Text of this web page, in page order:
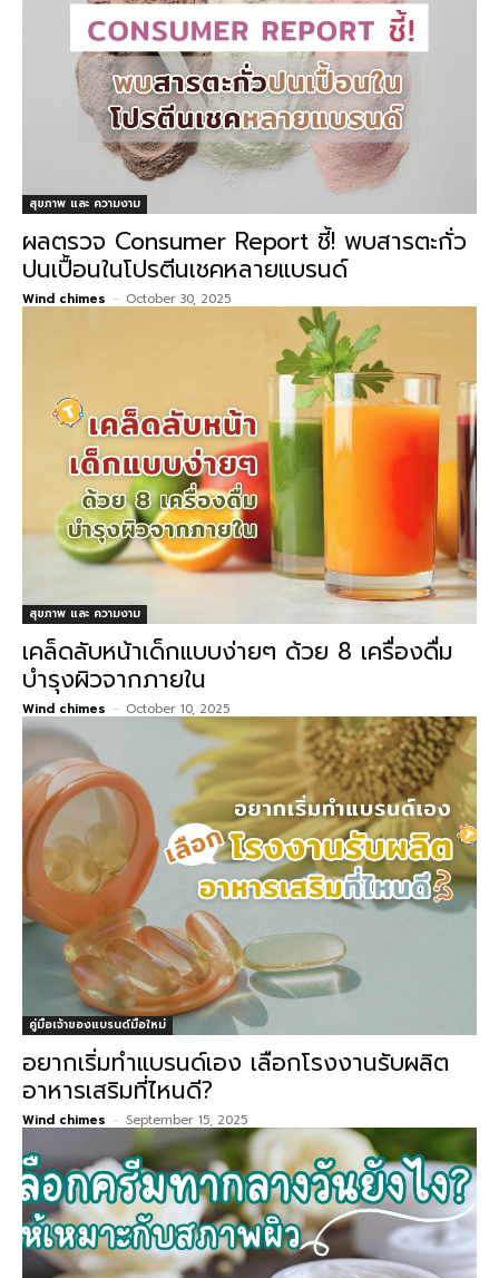
สุขภาพ และ ความงาม
ผลตรวจ Consumer Report ชี้! พบสารตะกั่ว
ปนเปื้อนในโปรตีนเชคหลายแบรนด์
Wind chimes - October 30, 2025
สุขภาพ และ ความงาม
เคล็ดลับหน้าเด็กแบบง่ายๆ ด้วย 8 เครื่องดื่ม
บำรุงผิวจากภายใน
Wind chimes - October 10, 2025
คู่มือเจ้าของแบรนด์มือใหม่
อยากเริ่มทำแบรนด์เอง เลือกโรงงานรับผลิต
อาหารเสริมที่ไหนดี?
Wind chimes - September 15, 2025